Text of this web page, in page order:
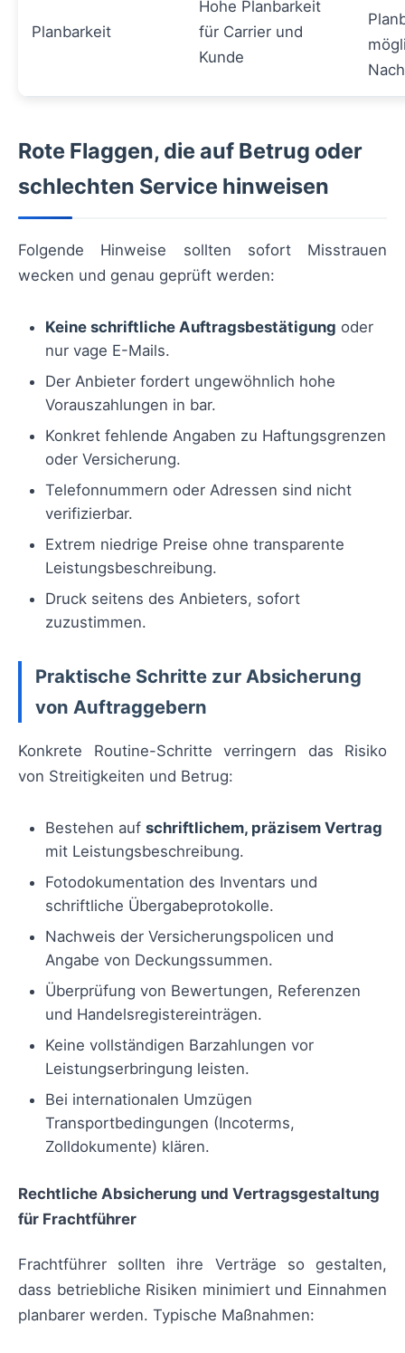
Planbarkeit
Hohe Planbarkeit
für Carrier und
Kunde
Rote Flaggen, die auf Betrug oder
schlechten Service hinweisen
Folgende Hinweise sollten sofort Misstrauen
wecken und genau geprüft werden:
Keine schriftliche Auftragsbestätigung oder
nur vage E-Mails.
Der Anbieter fordert ungewöhnlich hohe
Vorauszahlungen in bar.
Konkret fehlende Angaben zu Haftungsgrenzen
oder Versicherung.
Telefonnummern oder Adressen sind nicht
verifizierbar.
Extrem niedrige Preise ohne transparente
Leistungsbeschreibung.
Druck seitens des Anbieters, sofort
zuzustimmen.
Praktische Schritte zur Absicherung
von Auftraggebern
Konkrete Routine-Schritte verringern das Risiko
von Streitigkeiten und Betrug:
Bestehen auf schriftlichem, präzisem Vertrag
mit Leistungsbeschreibung.
Fotodokumentation des Inventars und
schriftliche Übergabeprotokolle.
Nachweis der Versicherungspolicen und
Angabe von Deckungssummen.
Überprüfung von Bewertungen, Referenzen
und Handelsregistereinträgen.
Keine vollständigen Barzahlungen vor
Leistungserbringung leisten.
Bei internationalen Umzügen
Transportbedingungen (Incoterms,
Zolldokumente) klären.
Rechtliche Absicherung und Vertragsgestaltung
für Frachtführer
Frachtführer sollten ihre Verträge so gestalten,
dass betriebliche Risiken minimiert und Einnahmen
planbarer werden. Typische Maßnahmen: